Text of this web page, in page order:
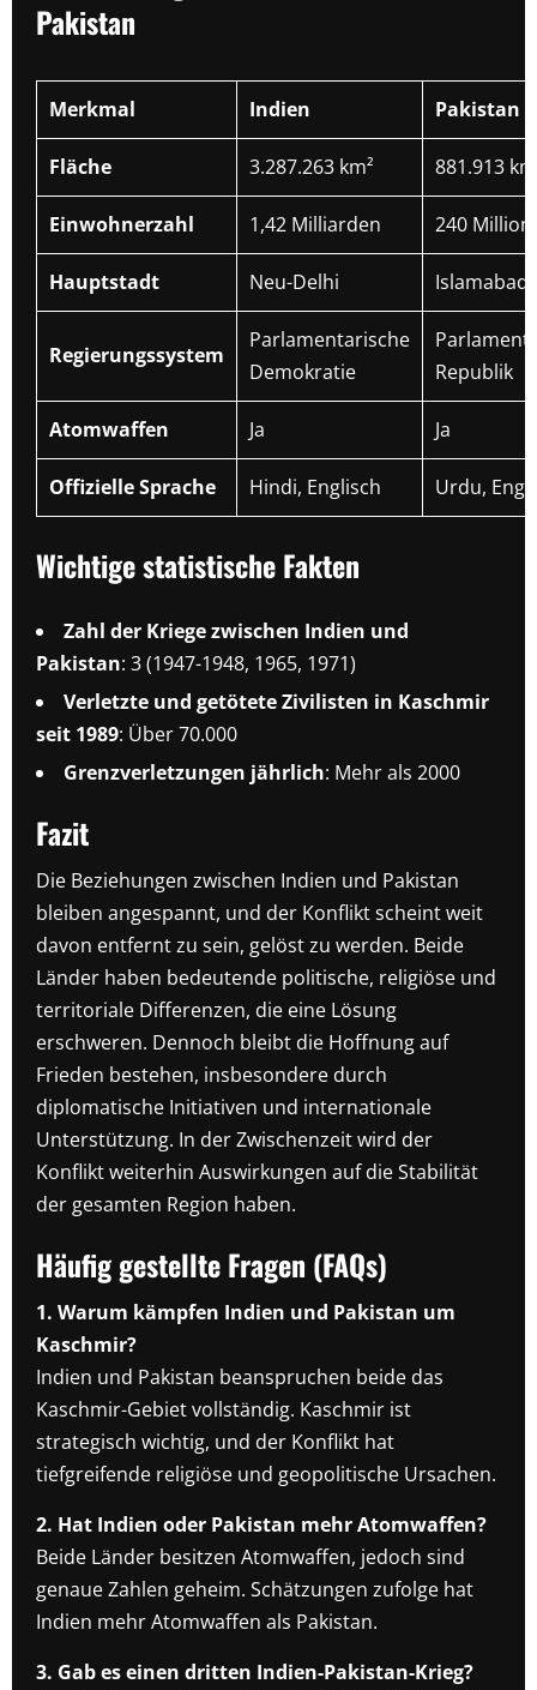
Pakistan
Merkmal Indien Pakistan
Fläche 3.287.263 km² 881.913
Einwohnerzahl 1,42 Milliarden 240
Hauptstadt Neu-Delhi Islamabad
Regierungssystem
Parlamentarische
Demokratie
Republik
Atomwaffen Ja Ja
Offizielle Sprache Hindi, Englisch Urdu,
Wichtige statistische Fakten
Zahl der Kriege zwischen Indien und
Pakistan: 3 (1947-1948, 1965, 1971)
Verletzte und getötete Zivilisten in Kaschmir
seit 1989: Über 70.000
Grenzverletzungen jährlich: Mehr als 2000
Fazit
Die Beziehungen zwischen Indien und Pakistan
bleiben angespannt, und der Konflikt scheint weit
davon entfernt zu sein, gelöst zu werden. Beide
Länder haben bedeutende politische, religiöse und
territoriale Differenzen, die eine Lösung
erschweren. Dennoch bleibt die Hoffnung auf
Frieden bestehen, insbesondere durch
diplomatische Initiativen und internationale
Unterstützung. In der Zwischenzeit wird der
Konflikt weiterhin Auswirkungen auf die Stabilität
der gesamten Region haben.
Häufig gestellte Fragen (FAQs)
1. Warum kämpfen Indien und Pakistan um
Kaschmir?
Indien und Pakistan beanspruchen beide das
Kaschmir-Gebiet vollständig. Kaschmir ist
strategisch wichtig, und der Konflikt hat
tiefgreifende religiöse und geopolitische Ursachen.
2. Hat Indien oder Pakistan mehr Atomwaffen?
Beide Länder besitzen Atomwaffen, jedoch sind
genaue Zahlen geheim. Schätzungen zufolge hat
Indien mehr Atomwaffen als Pakistan.
3. Gab es einen dritten Indien-Pakistan-Krieg?